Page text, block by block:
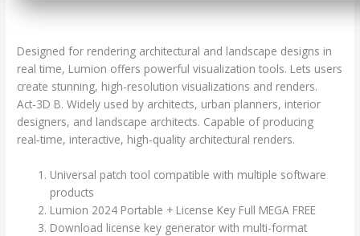
Designed for rendering architectural and landscape designs in
real time, Lumion offers powerful visualization tools. Lets users
create stunning, high-resolution visualizations and renders.
Act‑3D B. Widely used by architects, urban planners, interior
designers, and landscape architects. Capable of producing
real‑time, interactive, high‑quality architectural renders.
Universal patch tool compatible with multiple software
products
Lumion 2024 Portable + License Key Full MEGA FREE
Download license key generator with multi-format